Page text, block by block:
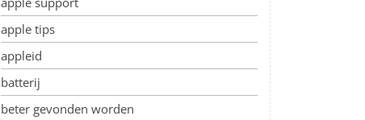
apple tips
appleid
batterij
beter gevonden worden